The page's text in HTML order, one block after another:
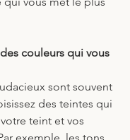
couleurs qui vous
sont souvent
des teintes qui
teint et vos